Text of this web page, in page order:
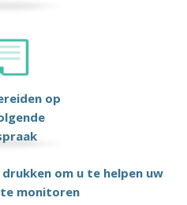
op
om u te helpen uw
monitoren